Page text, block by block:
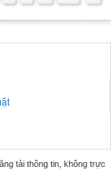
tải thông tin, không trực